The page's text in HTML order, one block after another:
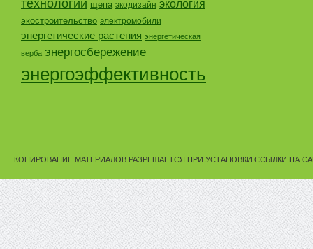
технологии щепа экодизайн экология
экостроительство электромобили
энергетические растения энергетическая
верба энергосбережение
энергоэффективность
КОПИРОВАНИЕ МАТЕРИАЛОВ РАЗРЕШАЕТСЯ ПРИ УСТАНОВКИ ССЫЛКИ НА САЙТ